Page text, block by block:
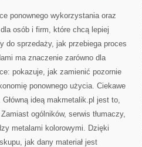
ponownego wykorzystania oraz
osób i firm, które chcą lepiej
do sprzedaży, jak przebiega proces
ma znaczenie zarówno dla
pokazuje, jak zamienić pozornie
ponownego użycia. Ciekawe
ideą makmetalik.pl jest to,
ogólników, serwis tłumaczy,
metalami kolorowymi. Dzięki
jak dany materiał jest